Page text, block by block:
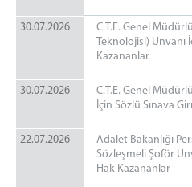
Oltu Denetimli Serbestlik
Denetimli Serbestlik Mevzuatı
Denetimli Serbestlik Koruma
Denetimli Serbestlik Ulaşım
30.07.2026
C.T.E. Genel
Teknolojisi) Unvanı
Kazananlar
30.07.2026
C.T.E. Genel
İçin Sözlü Sınava
22.07.2026
Adalet Bakanlığı
Sözleşmeli Şoför
Hak Kazananlar